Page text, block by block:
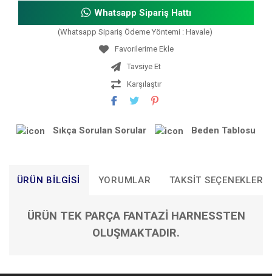
Whatsapp Sipariş Hattı
(Whatsapp Sipariş Ödeme Yöntemi : Havale)
Tavsiye Et
Karşılaştır
Sıkça Sorulan Sorular Beden Tablosu
ÜRÜN BILGISI YORUMLAR TAKSIT SEÇENEKLERI
ÜRÜN TEK PARÇA FANTAZİ HARNESSTEN
OLUŞMAKTADIR.
Bu ürünün fiyat bilgisi, resim, ürün açıklamalarında ve diğer